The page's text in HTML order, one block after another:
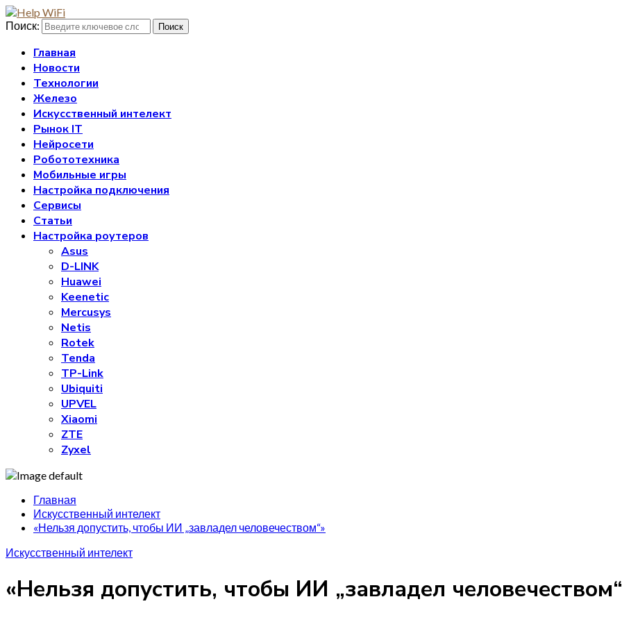
Поиск: Поиск
Главная
Новости
Технологии
Железо
Искусственный интелект
Рынок IT
Нейросети
Робототехника
Мобильные игры
Настройка подключения
Сервисы
Статьи
Настройка роутеров
Asus
D-LINK
Huawei
Keenetic
Mercusys
Netis
Rotek
Tenda
TP-Link
Ubiquiti
UPVEL
Xiaomi
ZTE
Zyxel
Главная
Искусственный интелект
«Нельзя допустить, чтобы ИИ „завладел человечеством“»
Искусственный интелект
«Нельзя допустить, чтобы ИИ „завладел